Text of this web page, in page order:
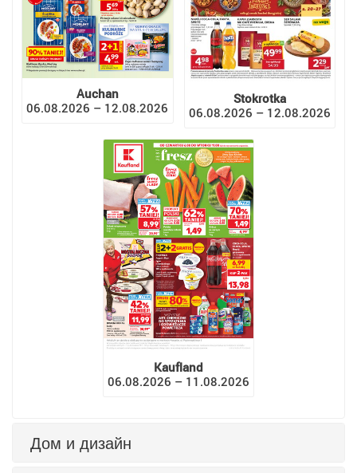
Auchan
06.08.2026 – 12.08.2026
Stokrotka
06.08.2026 – 12.08.2026
Kaufland
06.08.2026 – 11.08.2026
Дом и дизайн